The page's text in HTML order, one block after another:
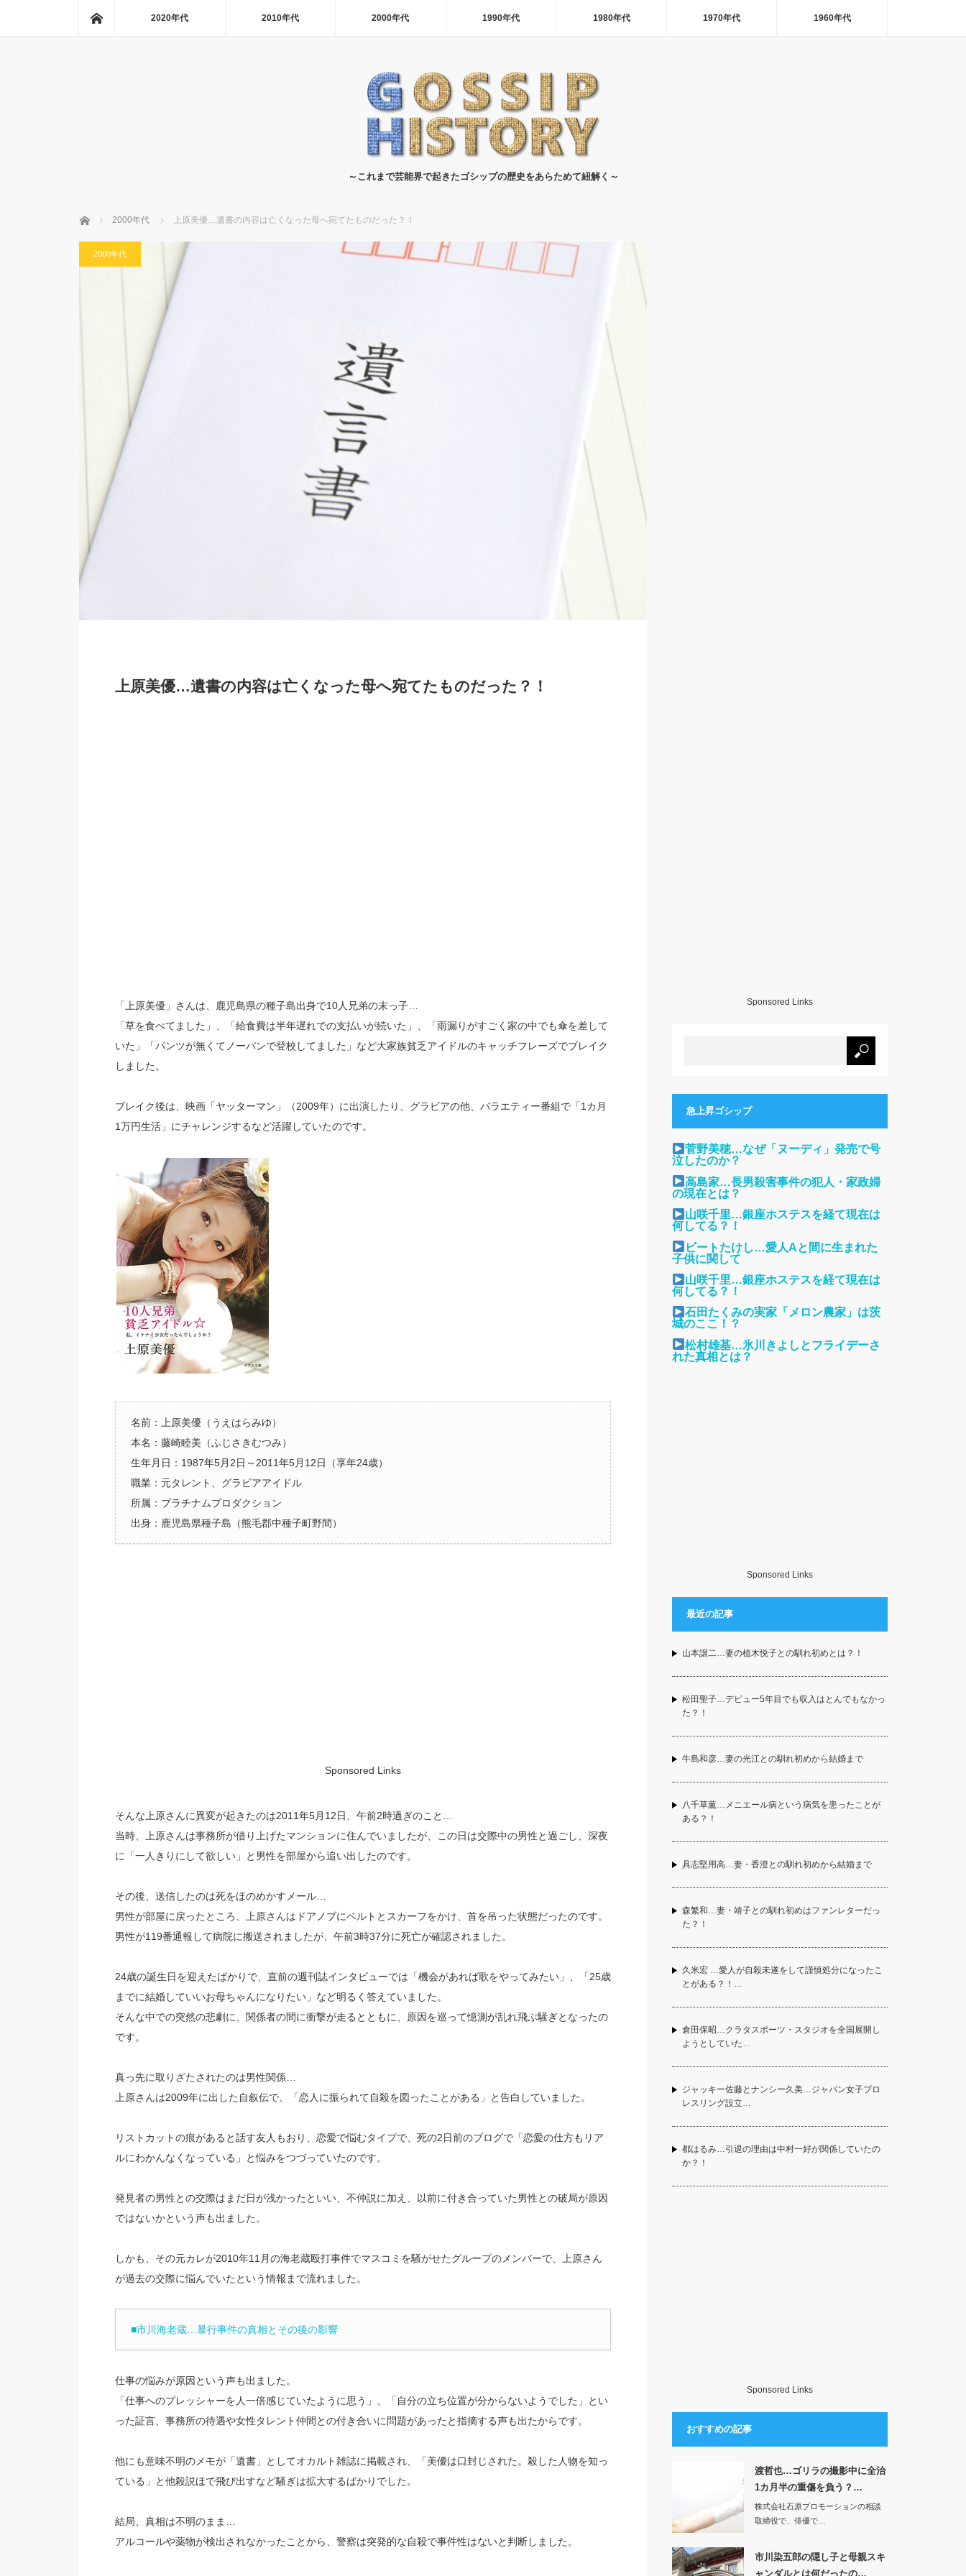
2020年代 2010年代 2000年代 1990年代 1980年代 1970年代 1960年代
～これまで芸能界で起きたゴシップの歴史をあらためて紐解く～
ホーム 2000年代 上原美優…遺書の内容は亡くなった母へ宛てたものだった？！
2000年代
上原美優…遺書の内容は亡くなった母へ宛てたものだった？！
「上原美優」さんは、鹿児島県の種子島出身で10人兄弟の末っ子…
「草を食べてました」、「給食費は半年遅れでの支払いが続いた」、「雨漏りがすごく家の中でも傘を差して
いた」「パンツが無くてノーパンで登校してました」など大家族貧乏アイドルのキャッチフレーズでブレイク
しました。
ブレイク後は、映画「ヤッターマン」（2009年）に出演したり、グラビアの他、バラエティー番組で「1カ月
1万円生活」にチャレンジするなど活躍していたのです。
名前：上原美優（うえはらみゆ）
本名：藤崎睦美（ふじさきむつみ）
生年月日：1987年5月2日～2011年5月12日（享年24歳）
職業：元タレント、グラビアアイドル
所属：プラチナムプロダクション
出身：鹿児島県種子島（熊毛郡中種子町野間）
Sponsored Links
そんな上原さんに異変が起きたのは2011年5月12日、午前2時過ぎのこと…
当時、上原さんは事務所が借り上げたマンションに住んでいましたが、この日は交際中の男性と過ごし、深夜
に「一人きりにして欲しい」と男性を部屋から追い出したのです。
その後、送信したのは死をほのめかすメール…
男性が部屋に戻ったところ、上原さんはドアノブにベルトとスカーフをかけ、首を吊った状態だったのです。
男性が119番通報して病院に搬送されましたが、午前3時37分に死亡が確認されました。
24歳の誕生日を迎えたばかりで、直前の週刊誌インタビューでは「機会があれば歌をやってみたい」、「25歳
までに結婚していいお母ちゃんになりたい」など明るく答えていました。
そんな中での突然の悲劇に、関係者の間に衝撃が走るとともに、原因を巡って憶測が乱れ飛ぶ騒ぎとなったの
です。
真っ先に取りざたされたのは男性関係…
上原さんは2009年に出した自叙伝で、「恋人に振られて自殺を図ったことがある」と告白していました。
リストカットの痕があると話す友人もおり、恋愛で悩むタイプで、死の2日前のブログで「恋愛の仕方もリア
ルにわかんなくなっている」と悩みをつづっていたのです。
発見者の男性との交際はまだ日が浅かったといい、不仲説に加え、以前に付き合っていた男性との破局が原因
ではないかという声も出ました。
しかも、その元カレが2010年11月の海老蔵殴打事件でマスコミを騒がせたグループのメンバーで、上原さん
が過去の交際に悩んでいたという情報まで流れました。
■市川海老蔵…暴行事件の真相とその後の影響
仕事の悩みが原因という声も出ました。
「仕事へのプレッシャーを人一倍感じていたように思う」、「自分の立ち位置が分からないようでした」とい
った証言、事務所の待遇や女性タレント仲間との付き合いに問題があったと指摘する声も出たからです。
他にも意味不明のメモが「遺書」としてオカルト雑誌に掲載され、「美優は口封じされた。殺した人物を知っ
ている」と他殺説ほで飛び出すなど騒ぎは拡大するばかりでした。
結局、真相は不明のまま…
アルコールや薬物が検出されなかったことから、警察は突発的な自殺で事件性はないと判断しました。
Sponsored Links
急上昇ゴシップ
菅野美穂…なぜ「ヌーディ」発売で号
泣したのか？
高島家…長男殺害事件の犯人・家政婦
の現在とは？
山咲千里…銀座ホステスを経て現在は
何してる？！
ビートたけし…愛人Aと間に生まれた
子供に関して
山咲千里…銀座ホステスを経て現在は
何してる？！
石田たくみの実家「メロン農家」は茨
城のここ！？
松村雄基…氷川きよしとフライデーさ
れた真相とは？
Sponsored Links
最近の記事
山本譲二…妻の植木悦子との馴れ初めとは？！
松田聖子…デビュー5年目でも収入はとんでもなかっ
た？！
牛島和彦…妻の光江との馴れ初めから結婚まで
八千草薫…メニエール病という病気を患ったことが
ある？！
具志堅用高…妻・香澄との馴れ初めから結婚まで
森繁和…妻・靖子との馴れ初めはファンレターだっ
た？！
久米宏 …愛人が自殺未遂をして謹慎処分になったこ
とがある？！…
倉田保昭…クラタスポーツ・スタジオを全国展開し
ようとしていた…
ジャッキー佐藤とナンシー久美…ジャパン女子プロ
レスリング設立…
都はるみ…引退の理由は中村一好が関係していたの
か？！
Sponsored Links
おすすめの記事
渡哲也…ゴリラの撮影中に全治
1カ月半の重傷を負う？…
株式会社石原プロモーションの相談
取締役で、俳優で…
市川染五郎の隠し子と母親スキ
ャンダルとは何だったの…